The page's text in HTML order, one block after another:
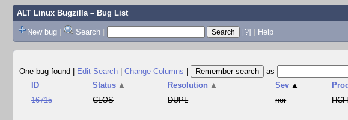
ALT Linux Bugzilla– Bug List
New bug | Search | [?] | Help
One bug found
Edit Search Change Columns
as
ID
Status ▲ Resolution ▲ Sev ▲
16715
CLOS DUPL nor